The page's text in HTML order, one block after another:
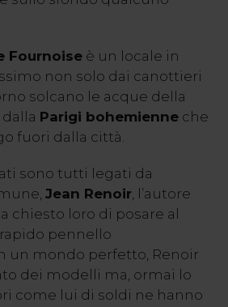
Fournoise è un locale in
non solo dai canottieri
solcano le acque della
Parigi bohemienne che
fuori dalla città.
sono tutti legati da
Jean Renoir, l’autore
chiesto loro di posare al
pennello
un mondo perfetto, Renoir
dei modelli ma, ormai lo
come lui di soldi ne hanno